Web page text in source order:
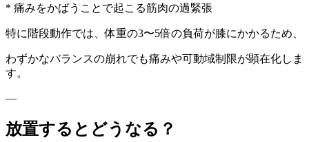
* 痛みをかばうことで起こる筋肉の過緊張
特に階段動作では、体重の3〜5倍の負荷が膝にかかるため、
わずかなバランスの崩れでも痛みや可動域制限が顕在化しま
す。
—
放置するとどうなる？